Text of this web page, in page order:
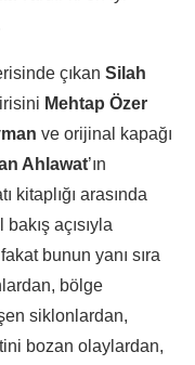
çıkan Silah
Mehtap Özer
ve orijinal kapağı
Ahlawat’ın
kitaplığı arasında
açısıyla
bunun yanı sıra
bölge
siklonlardan,
bozan olaylardan,